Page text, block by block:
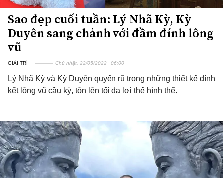
Sao đẹp cuối tuần: Lý Nhã Kỳ, Kỳ
Duyên sang chảnh với đầm đính lông
vũ
GIẢI TRÍ Chủ nhật, 22/05/2022 | 06:00
Lý Nhã Kỳ và Kỳ Duyên quyến rũ trong những thiết kế đính
kết lông vũ cầu kỳ, tôn lên tối đa lợi thế hình thể.